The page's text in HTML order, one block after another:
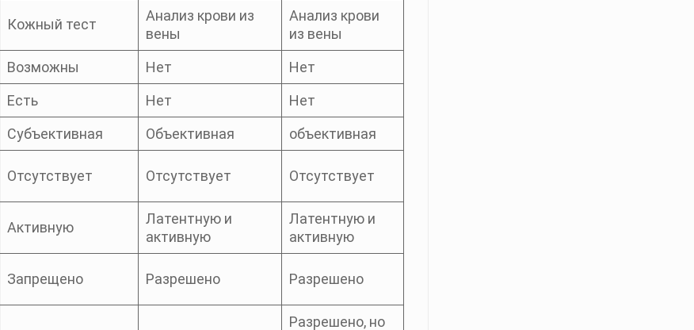
Кожный тест
Анализ крови из
вены
Анализ крови
из вены
Возможны Нет
Нет
Есть Нет
Нет
Субъективная Объективная
объективная
Отсутствует Отсутствует Отсутствует
Активную
Латентную и
активную
Латентную и
активную
Запрещено Разрешено Разрешено
Разрешено, но